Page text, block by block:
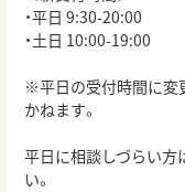
・平日 9:30-20:00
・土日 10:00-19:00
※平日の受付時間に変
かねます。
平日に相談しづらい方
い。